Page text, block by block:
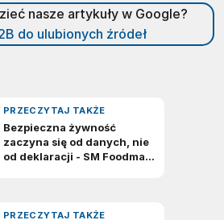
nasze artykuły w Google?
do ulubionych źródeł